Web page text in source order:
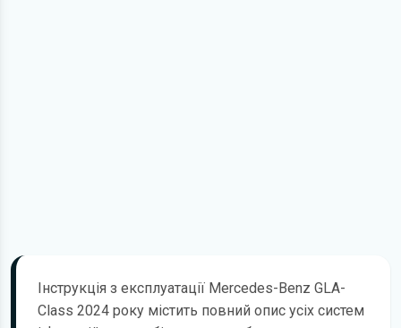
Інструкція з експлуатації Mercedes-Benz GLA-
Class 2024 року містить повний опис усіх систем